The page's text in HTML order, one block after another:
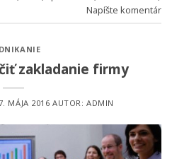
Napíšte komentár
zakladanie firmy
MÁJA 2016 AUTOR: ADMIN